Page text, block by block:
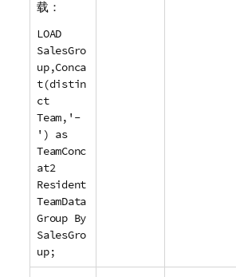
载：
LOAD
SalesGro
up,Conca
t(distin
ct
Team,'-
') as
TeamConc
at2
Resident
TeamData
Group By
SalesGro
up;